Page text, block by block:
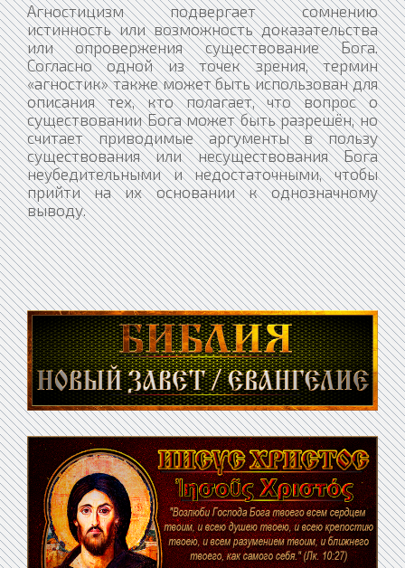
Агностицизм подвергает сомнению
истинность или возможность доказательства
или опровержения существование Бога.
Согласно одной из точек зрения, термин
«агностик» также может быть использован для
описания тех, кто полагает, что вопрос о
существовании Бога может быть разрешён, но
считает приводимые аргументы в пользу
существования или несуществования Бога
неубедительными и недостаточными, чтобы
прийти на их основании к однозначному
выводу.